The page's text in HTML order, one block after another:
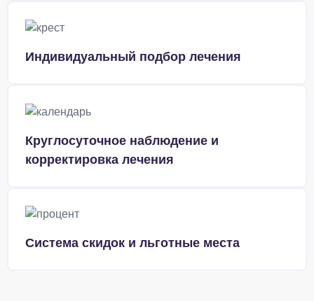
Индивидуальный подбор лечения
Круглосуточное наблюдение и
корректировка лечения
Система скидок и льготные места